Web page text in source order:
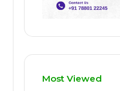
Most Viewed